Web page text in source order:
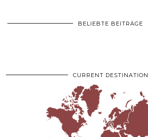
BELIEBTE BEITRÄGE
CURRENT DESTINATION